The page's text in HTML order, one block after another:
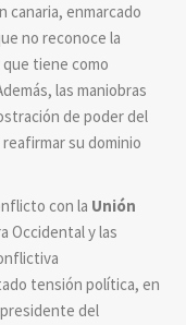
canaria, enmarcado
no reconoce la
que tiene como
las maniobras
de poder del
su dominio
con la Unión
Occidental y las
tensión política, en
del